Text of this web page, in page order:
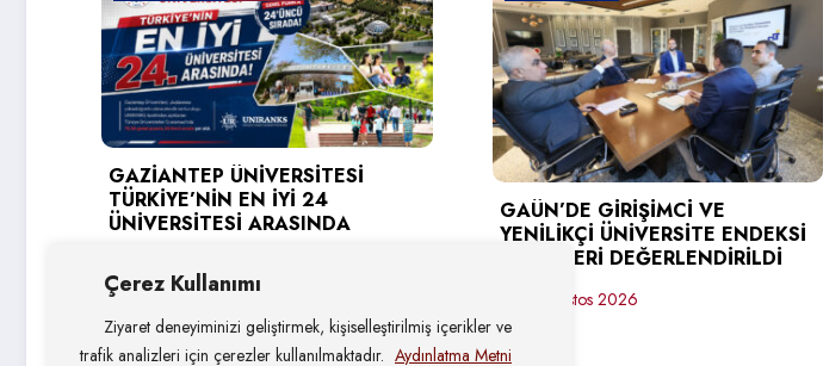
Çerez Kullanımı
Ziyaret deneyiminizi geliştirmek, kişiselleştirilmiş içerikler ve
trafik analizleri için çerezler kullanılmaktadır. Aydınlatma Metni
GAZİANTEP ÜNİVERSİTESİ
TÜRKİYE’NİN EN İYİ 24
ÜNİVERSİTESİ ARASINDA
GAÜN’DE GİRİŞİMCİ VE
YENİLİKÇİ ÜNİVERSİTE ENDEKSİ
HEDEFLERİ DEĞERLENDİRİLDİ
4 Ağustos 2026